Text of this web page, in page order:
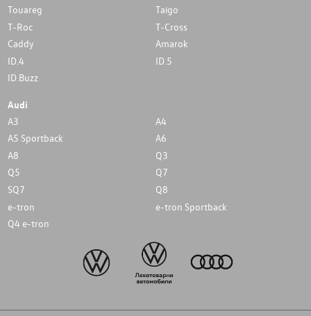
Touareg
Taigo
T-Roc
T-Cross
Caddy
Amarok
ID.4
ID.5
ID.Buzz
Audi
A3
A4
A5 Sportback
A6
A8
Q3
Q5
Q7
SQ7
Q8
e-tron
e-tron Sportback
Q4 e-tron